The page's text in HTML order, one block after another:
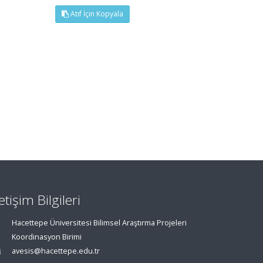
Atıf İçin Kopyala
Bilgileri
Hacettepe Üniversitesi Bilimsel Araştırma Projeleri
Koordinasyon Birimi
avesis@hacettepe.edu.tr